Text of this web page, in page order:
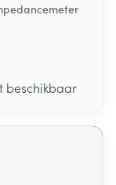
beschikbaar